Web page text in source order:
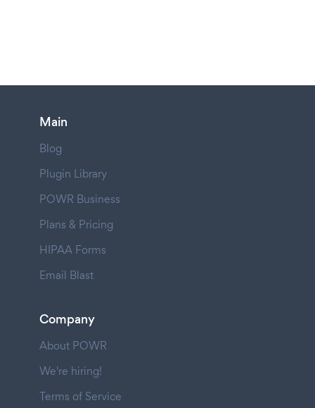
Main
Blog
Plugin Library
POWR Business
Plans & Pricing
HIPAA Forms
Email Blast
Company
About POWR
We're hiring!
Terms of Service